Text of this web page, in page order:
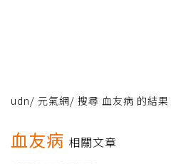
udn/ 元氣網/ 搜尋 血友病 的結果
血友病 相關文章